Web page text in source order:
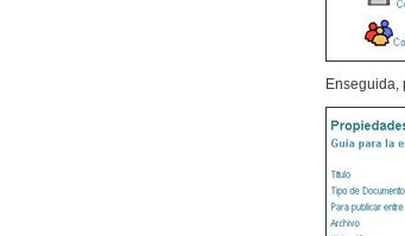
Enseguida,